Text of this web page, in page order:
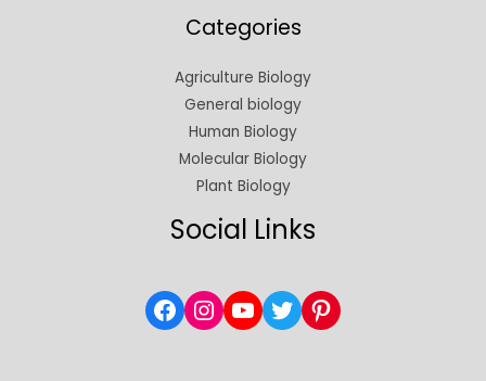
Categories
Agriculture Biology
General biology
Human Biology
Molecular Biology
Plant Biology
Social Links